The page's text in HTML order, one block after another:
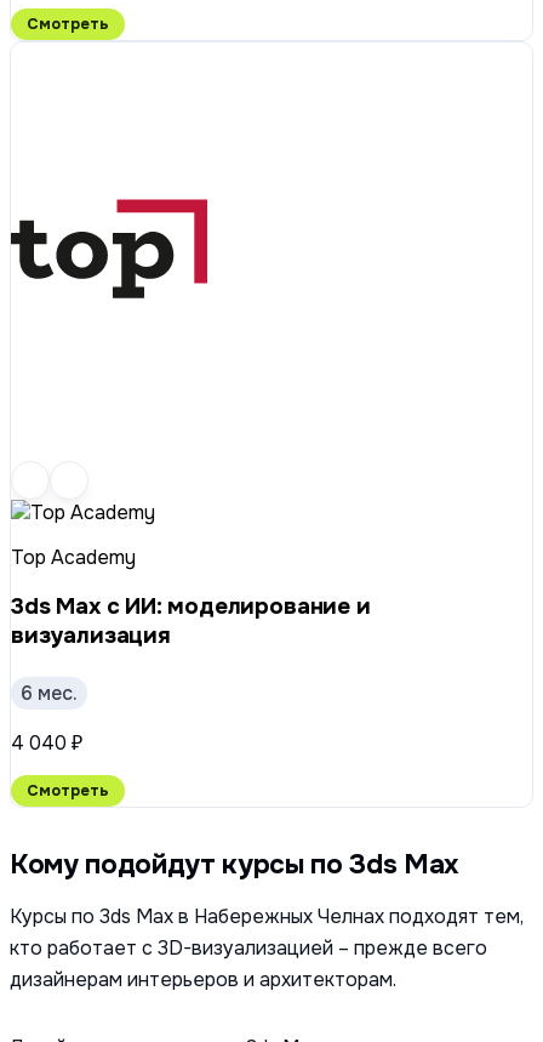
Смотреть
Top Academy
3ds Max с ИИ: моделирование и
визуализация
6 мес.
4 040 ₽
Смотреть
Кому подойдут курсы по 3ds Max
Курсы по 3ds Max в Набережных Челнах подходят тем,
кто работает с 3D-визуализацией – прежде всего
дизайнерам интерьеров и архитекторам.